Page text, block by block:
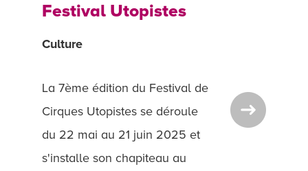
Festival Utopistes
Culture
La 7ème édition du Festival de
Cirques Utopistes se déroule
du 22 mai au 21 juin 2025 et
s'installe son chapiteau au